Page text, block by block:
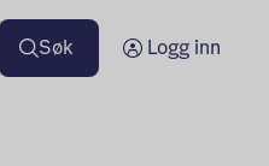
Søk Logg inn